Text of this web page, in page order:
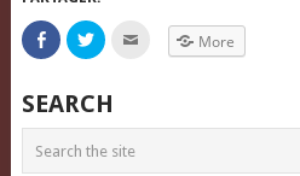
Click
to
share
Facebook
(Opens
in
window)
Click
to
Twitter
(Opens
in
window)
friend
More
SEARCH